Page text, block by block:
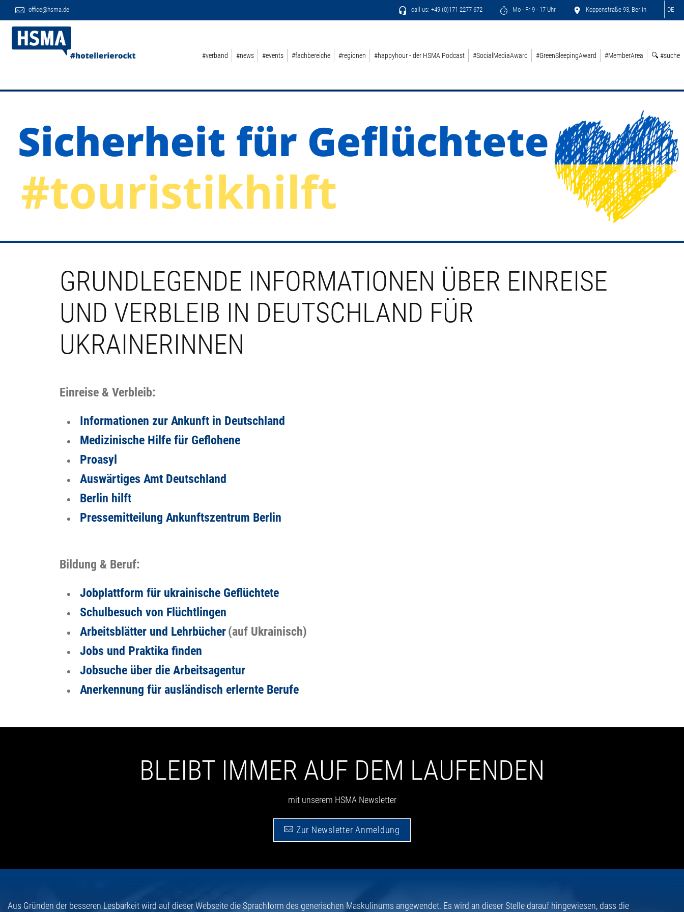
office@hsma.de call us: +49 (0)171 2277 672 Mo - Fr 9 - 17 Uhr Koppenstraße 93, Berlin DE
#verband #news #events #fachbereiche #regionen #happyhour - der HSMA Podcast #SocialMediaAward #GreenSleepingAward #MemberArea 🔍 #suche
Next
GRUNDLEGENDE INFORMATIONEN ÜBER EINREISE
UND VERBLEIB IN DEUTSCHLAND FÜR
UKRAINERINNEN
Einreise & Verbleib:
Informationen zur Ankunft in Deutschland
Medizinische Hilfe für Geflohene
Proasyl
Auswärtiges Amt Deutschland
Berlin hilft
Pressemitteilung Ankunftszentrum Berlin
Bildung & Beruf:
Jobplattform für ukrainische Geflüchtete
Schulbesuch von Flüchtlingen
Arbeitsblätter und Lehrbücher(auf Ukrainisch)
Jobs und Praktika finden
Jobsuche über die Arbeitsagentur
Anerkennung für ausländisch erlernte Berufe
BLEIBT IMMER AUF DEM LAUFENDEN
mit unserem HSMA Newsletter
Zur Newsletter Anmeldung
Aus Gründen der besseren Lesbarkeit wird auf dieser Webseite die Sprachform des generischen Maskulinums angewendet. Es wird an dieser Stelle darauf hingewiesen, dass die